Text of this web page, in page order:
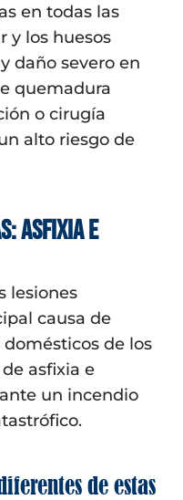
en todas las
y los huesos
daño severo en
quemadura
o cirugía
alto riesgo de
asfixia e
lesiones
causa de
de los
asfixia e
un incendio
de estas